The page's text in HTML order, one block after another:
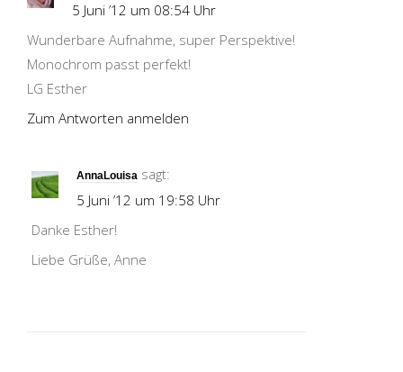
5 Juni ’12 um 08:54 Uhr
Wunderbare Aufnahme, super Perspektive!
Monochrom passt perfekt!
LG Esther
Zum Antworten anmelden
AnnaLouisa sagt:
5 Juni ’12 um 19:58 Uhr
Danke Esther!
Liebe Grüße, Anne